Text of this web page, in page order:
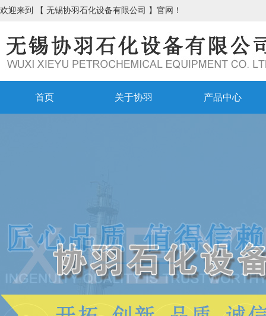
欢迎来到 【 无锡协羽石化设备有限公司 】官网！
首页 关于协羽 产品中心